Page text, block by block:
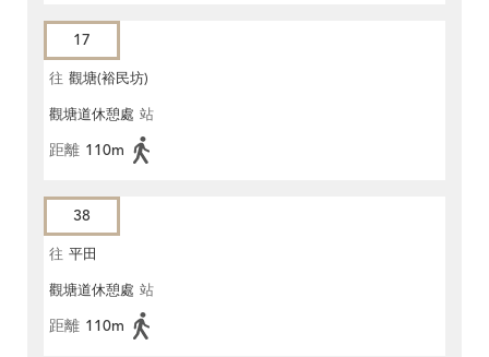
17
往 觀塘(裕民坊)
觀塘道休憩處 站
距離 110m
38
往 平田
觀塘道休憩處 站
距離 110m